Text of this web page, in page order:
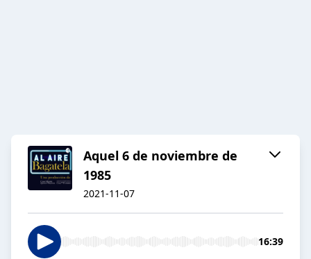
Aquel 6 de noviembre de
1985
2021-11-07
16:39